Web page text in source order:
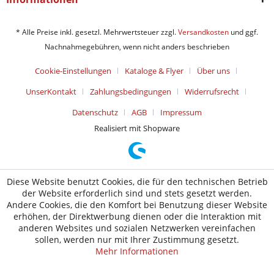
* Alle Preise inkl. gesetzl. Mehrwertsteuer zzgl.Versandkosten und ggf.
Nachnahmegebühren, wenn nicht anders beschrieben
Cookie-Einstellungen Kataloge & Flyer
Über uns
UnserKontakt
Zahlungsbedingungen
Widerrufsrecht
Datenschutz
AGB
Impressum
Realisiert mit Shopware
Diese Website benutzt Cookies, die für den technischen Betrieb
der Website erforderlich sind und stets gesetzt werden.
Andere Cookies, die den Komfort bei Benutzung dieser Website
erhöhen, der Direktwerbung dienen oder die Interaktion mit
anderen Websites und sozialen Netzwerken vereinfachen
sollen, werden nur mit Ihrer Zustimmung gesetzt.
Mehr Informationen